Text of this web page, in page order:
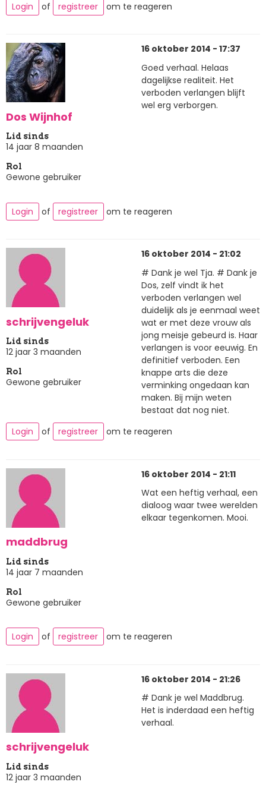
Login of registreer om te reageren
Dos Wijnhof
Lid sinds
14 jaar 8 maanden
Rol
Gewone gebruiker
16 oktober 2014 - 17:37
Goed verhaal. Helaas
dagelijkse realiteit. Het
verboden verlangen blijft
wel erg verborgen.
Login of registreer om te reageren
schrijvengeluk
Lid sinds
12 jaar 3 maanden
Rol
Gewone gebruiker
16 oktober 2014 - 21:02
# Dank je wel Tja. # Dank je
Dos, zelf vindt ik het
verboden verlangen wel
duidelijk als je eenmaal weet
wat er met deze vrouw als
jong meisje gebeurd is. Haar
verlangen is voor eeuwig. En
definitief verboden. Een
knappe arts die deze
verminking ongedaan kan
maken. Bij mijn weten
bestaat dat nog niet.
Login
of registreer om te reageren
maddbrug
Lid sinds
14 jaar 7 maanden
Rol
Gewone gebruiker
16 oktober 2014 - 21:11
Wat een heftig verhaal, een
dialoog waar twee werelden
elkaar tegenkomen. Mooi.
Login of registreer om te reageren
schrijvengeluk
Lid sinds
12 jaar 3 maanden
16 oktober 2014 - 21:26
# Dank je wel Maddbrug.
Het is inderdaad een heftig
verhaal.